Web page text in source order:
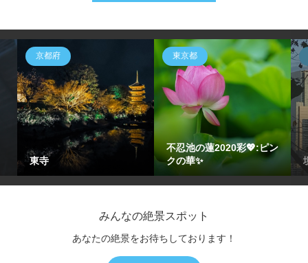
京都府
東寺
東京都
不忍池の蓮2020彩💖:ピン
クの華✨
みんなの絶景スポット
あなたの絶景をお待ちしております！